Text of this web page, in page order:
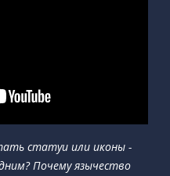
статуи или иконы -
Почему язычество